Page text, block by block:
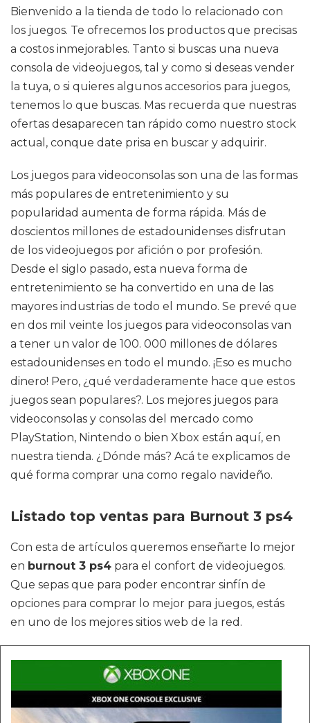
Bienvenido a la tienda de todo lo relacionado con
los juegos. Te ofrecemos los productos que precisas
a costos inmejorables. Tanto si buscas una nueva
consola de videojuegos, tal y como si deseas vender
la tuya, o si quieres algunos accesorios para juegos,
tenemos lo que buscas. Mas recuerda que nuestras
ofertas desaparecen tan rápido como nuestro stock
actual, conque date prisa en buscar y adquirir.
Los juegos para videoconsolas son una de las formas
más populares de entretenimiento y su
popularidad aumenta de forma rápida. Más de
doscientos millones de estadounidenses disfrutan
de los videojuegos por afición o por profesión.
Desde el siglo pasado, esta nueva forma de
entretenimiento se ha convertido en una de las
mayores industrias de todo el mundo. Se prevé que
en dos mil veinte los juegos para videoconsolas van
a tener un valor de 100. 000 millones de dólares
estadounidenses en todo el mundo. ¡Eso es mucho
dinero! Pero, ¿qué verdaderamente hace que estos
juegos sean populares?. Los mejores juegos para
videoconsolas y consolas del mercado como
PlayStation, Nintendo o bien Xbox están aquí, en
nuestra tienda. ¿Dónde más? Acá te explicamos de
qué forma comprar una como regalo navideño.
Listado top ventas para Burnout 3 ps4
Con esta de artículos queremos enseñarte lo mejor
en burnout 3 ps4 para el confort de videojuegos.
Que sepas que para poder encontrar sinfín de
opciones para comprar lo mejor para juegos, estás
en uno de los mejores sitios web de la red.